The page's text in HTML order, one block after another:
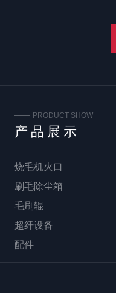
PRODUCT SHOW
产品展示
烧毛机火口
刷毛除尘箱
毛刷辊
超纤设备
配件